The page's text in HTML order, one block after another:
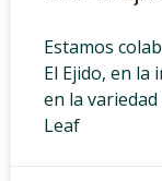
Estamos
El Ejido, en la
en la
Leaf